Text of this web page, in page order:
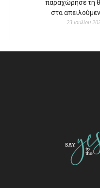
παραχώρησε τη
στα
23 Ιουλίου